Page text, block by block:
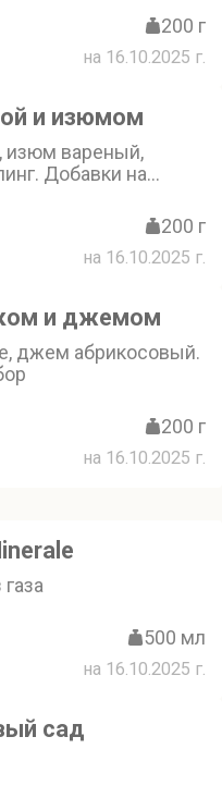
200 г
на 16.10.2025 г.
и изюмом
изюм вареный,
Добавки на
200 г
на 16.10.2025 г.
и джемом
джем абрикосовый.
200 г
на 16.10.2025 г.
500 мл
на 16.10.2025 г.
сад